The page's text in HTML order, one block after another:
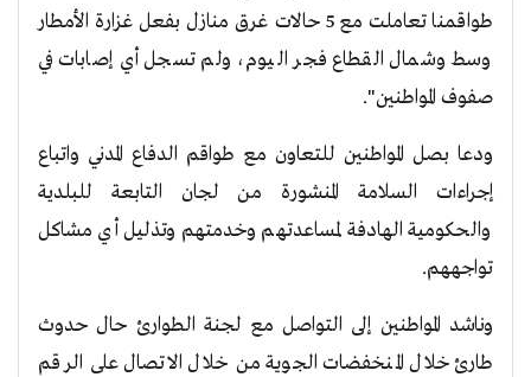
طواقمنا تعاملت مع 5 حالات غرق منازل بفعل غزارة الأمطار
وسط وشمال القطاع فجر اليوم، ولم تسجل أي إصابات في
صفوف المواطنين".
ودعا بصل المواطنين للتعاون مع طواقم الدفاع المدني واتباع
إجراءات السلامة المنشورة من لجان التابعة للبلدية
والحكومية الهادفة لمساعدتهم وخدمتهم وتذليل أي مشاكل
تواجههم.
وناشد المواطنين إلى التواصل مع لجنة الطوارئ حال حدوث
طارئ خلال المنخفضات الجوية من خلال الاتصال على الرقم